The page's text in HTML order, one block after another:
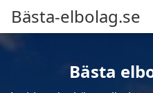
Bästa-elbolag.se
Bästa